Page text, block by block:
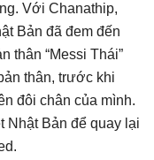
Với Chanathip,
Bản đã đem đến
thân “Messi Thái”
thân, trước khi
đôi chân của mình.
Nhật Bản để quay lại